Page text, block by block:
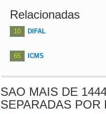
Relacionadas
10 DIFAL
65 ICMS
SAO MAIS DE
SEPARADAS POR